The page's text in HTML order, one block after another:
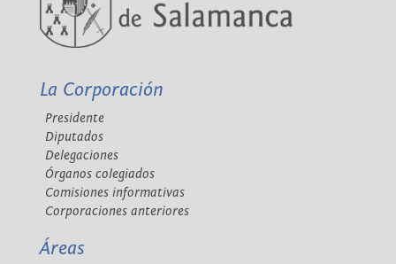
La Corporación
Presidente
Diputados
Delegaciones
Órganos colegiados
Comisiones informativas
Corporaciones anteriores
Áreas